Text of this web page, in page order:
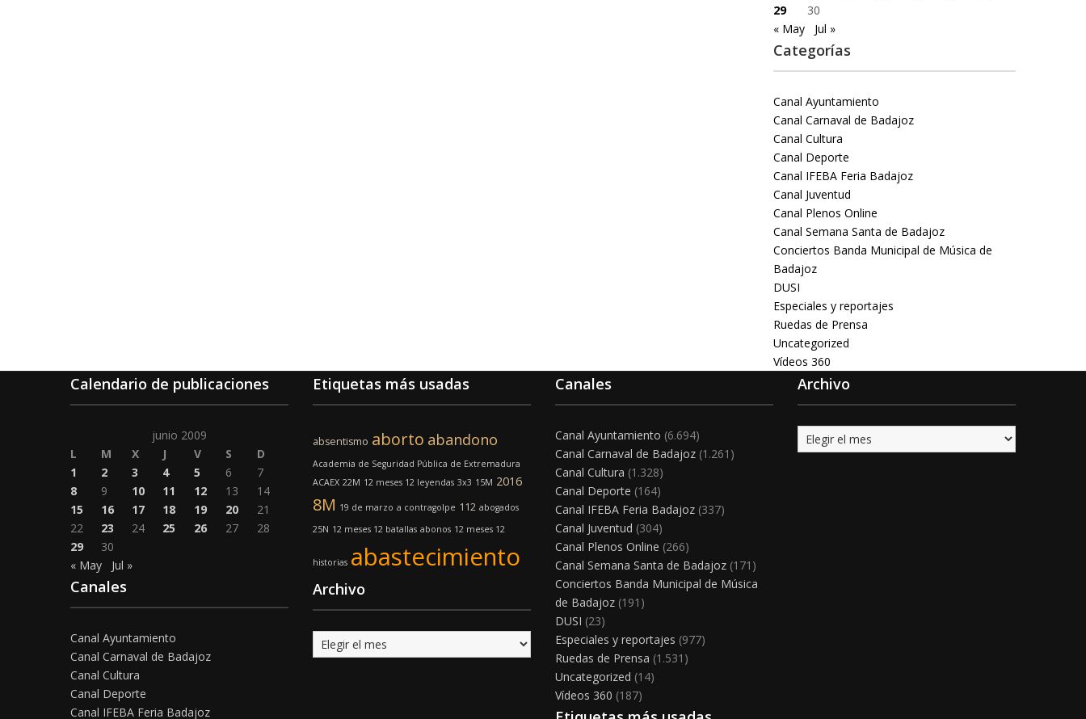
29
30
« May
Jul »
Categorías
Canal Ayuntamiento
Canal Carnaval de Badajoz
Canal Cultura
Canal Deporte
Canal IFEBA Feria Badajoz
Canal Juventud
Canal Plenos Online
Canal Semana Santa de Badajoz
Conciertos Banda Municipal de Música de
Badajoz
DUSI
Especiales y reportajes
Ruedas de Prensa
Uncategorized
Vídeos 360
Calendario de publicaciones
junio 2009
L
M X J V S
D
1
2 3 4 5 6
7
8
9 10 11 12 13
14
15
16 17 18 19 20
21
22
23 24 25 26 27
28
29
30
« May
Jul »
Canales
Canal Ayuntamiento
Canal Carnaval de Badajoz
Canal Cultura
Canal Deporte
Canal IFEBA Feria Badajoz
Etiquetas más usadas
absentismo aborto abandono
Academia de Seguridad Pública de Extremadura
ACAEX 22M 12 meses 12 leyendas 3x3 15M 2016
8M 19 de marzo a contragolpe 112 abogados
25N 12 meses 12 batallas abonos 12 meses 12
historias abastecimiento
Archivo
Archivo
Canales
Canal Ayuntamiento (6.694)
Canal Carnaval de Badajoz (1.261)
Canal Cultura (1.328)
Canal Deporte (164)
Canal IFEBA Feria Badajoz (337)
Canal Juventud (304)
Canal Plenos Online (266)
Canal Semana Santa de Badajoz (171)
Conciertos Banda Municipal de Música
de Badajoz (191)
DUSI (23)
Especiales y reportajes (977)
Ruedas de Prensa (1.531)
Uncategorized (14)
Vídeos 360 (187)
Archivo
Archivo